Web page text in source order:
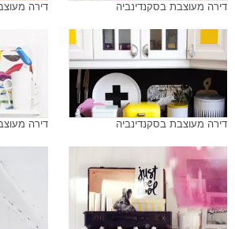
דירה מעוצבת בסקנדינביה דירה
דירה מעוצבת בסקנדינביה דירה